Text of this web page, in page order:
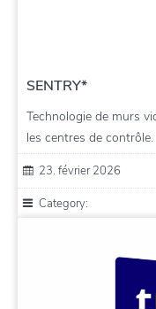
SENTRY*
Technologie de murs
les centres de contrôle.
23. février 2026
Category: